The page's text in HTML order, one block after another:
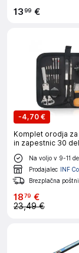
1399 €
-4,70 €
Komplet orodja
in zapestnic 30
Na voljo v 9-11
Prodajalec INF
Brezplačna
1879 €
23,49 €